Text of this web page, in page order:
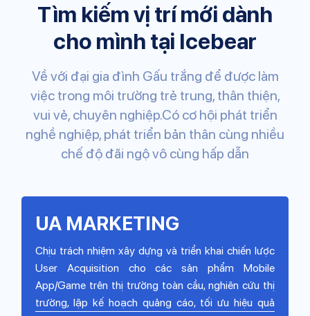
Tìm kiếm vị trí mới dành
cho mình tại Icebear
Về với đại gia đình Gấu trắng để được làm
việc trong môi trường trẻ trung, thân thiện,
vui vẻ, chuyên nghiệp.Có cơ hội phát triển
nghề nghiệp, phát triển bản thân cùng nhiều
chế độ đãi ngộ vô cùng hấp dẫn
Chịu trách
User
App/Game
trường,
các công việc liên quan đến đồ hoạ cho
in-game, ảnh store, ảnh quảng cáo,
cáo; các asset và đồ hoạ liên quan